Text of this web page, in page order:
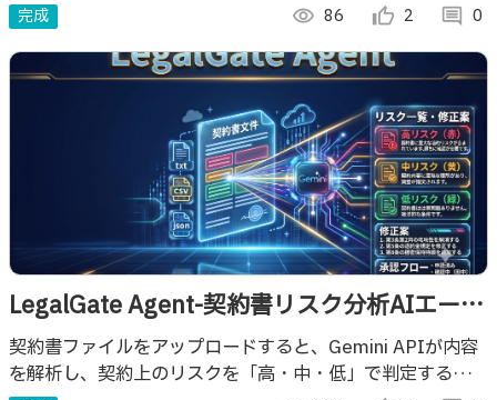
完成 visibility 86 thumb_up_alt 2 comment 0
LegalGate Agent-契約書リスク分析AIエージ
ェント
契約書ファイルをアップロードすると、Gemini APIが内容
を解析し、契約上のリスクを「高・中・低」で判定するアプ